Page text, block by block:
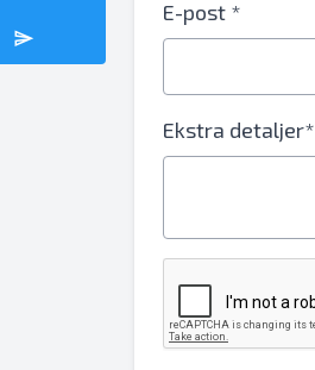
E-post *
Ekstra detaljer*